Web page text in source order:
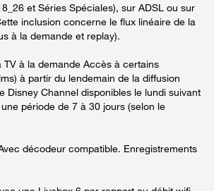
et Séries Spéciales), sur ADSL ou sur
inclusion concerne le flux linéaire de la
à la demande et replay).
TV à la demande Accès à certains
à partir du lendemain de la diffusion
Disney Channel disponibles le lundi suivant
période de 7 à 30 jours (selon le
décodeur compatible. Enregistrements